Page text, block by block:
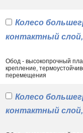
Колесо
контактный
Обод - высокопрочный
крепление,
перемещения
Колесо
контактный